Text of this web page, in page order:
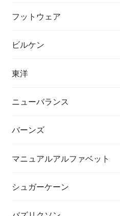
フットウェア
ビルケン
東洋
ニューバランス
バーンズ
マニュアルアルファベット
シュガーケーン